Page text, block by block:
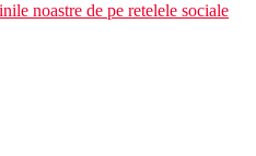
noastre de pe retelele sociale